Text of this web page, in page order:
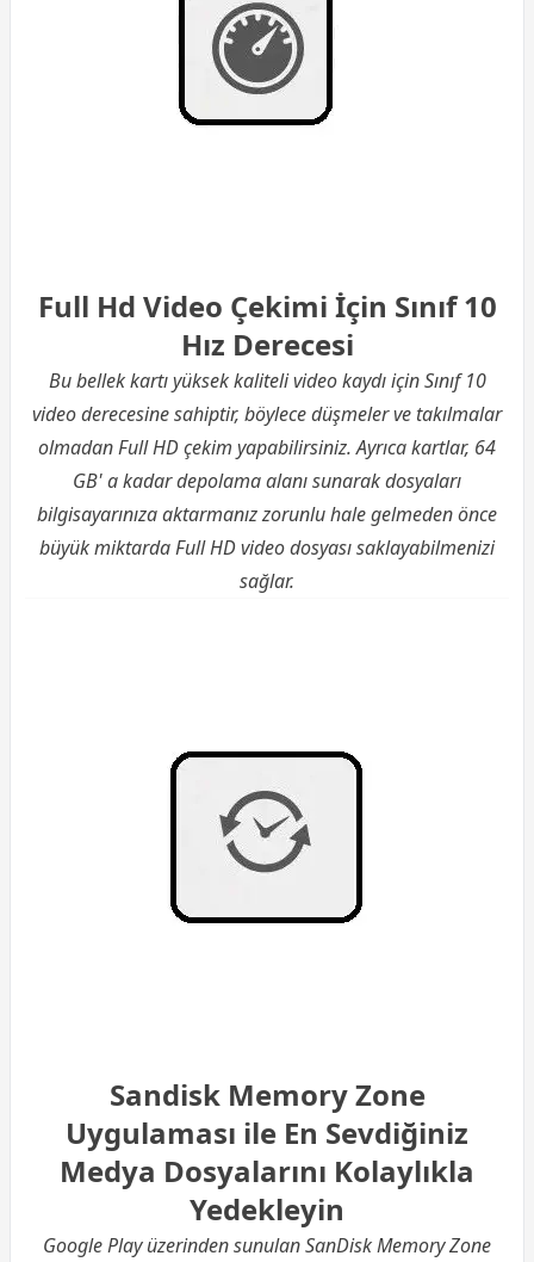
Full Hd Video Çekimi İçin Sınıf 10
Hız Derecesi
Bu bellek kartı yüksek kaliteli video kaydı için Sınıf 10
video derecesine sahiptir, böylece düşmeler ve takılmalar
olmadan Full HD çekim yapabilirsiniz. Ayrıca kartlar, 64
GB' a kadar depolama alanı sunarak dosyaları
bilgisayarınıza aktarmanız zorunlu hale gelmeden önce
büyük miktarda Full HD video dosyası saklayabilmenizi
sağlar.
Sandisk Memory Zone
Uygulaması ile En Sevdiğiniz
Medya Dosyalarını Kolaylıkla
Yedekleyin
Google Play üzerinden sunulan SanDisk Memory Zone